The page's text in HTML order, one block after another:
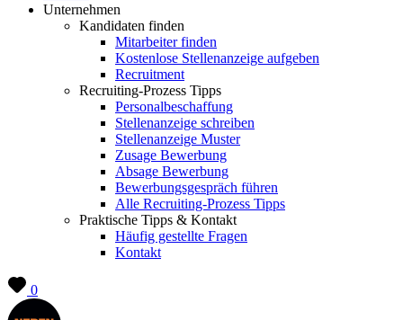
Unternehmen
Kandidaten finden
Mitarbeiter finden
Kostenlose Stellenanzeige aufgeben
Recruitment
Recruiting-Prozess Tipps
Personalbeschaffung
Stellenanzeige schreiben
Stellenanzeige Muster
Zusage Bewerbung
Absage Bewerbung
Bewerbungsgespräch führen
Alle Recruiting-Prozess Tipps
Praktische Tipps & Kontakt
Häufig gestellte Fragen
Kontakt
0